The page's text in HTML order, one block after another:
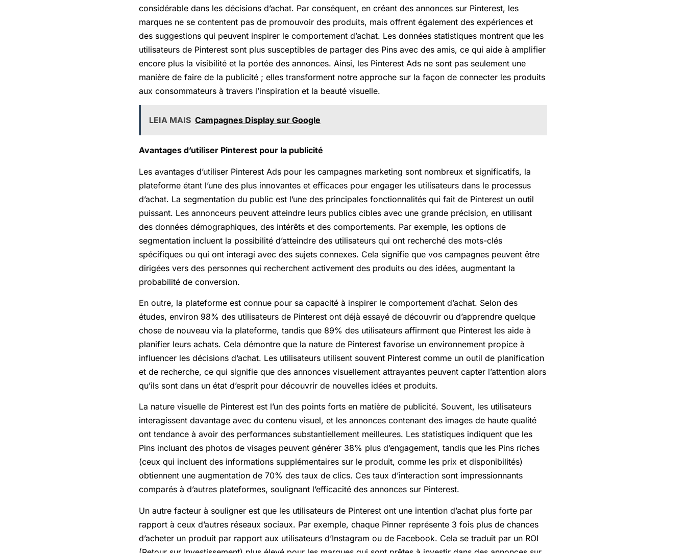
considérable dans les décisions d’achat. Par conséquent, en créant des annonces sur Pinterest, les
marques ne se contentent pas de promouvoir des produits, mais offrent également des expériences et
des suggestions qui peuvent inspirer le comportement d’achat. Les données statistiques montrent que les
utilisateurs de Pinterest sont plus susceptibles de partager des Pins avec des amis, ce qui aide à amplifier
encore plus la visibilité et la portée des annonces. Ainsi, les Pinterest Ads ne sont pas seulement une
manière de faire de la publicité ; elles transforment notre approche sur la façon de connecter les produits
aux consommateurs à travers l’inspiration et la beauté visuelle.
LEIA MAIS Campagnes Display sur Google
Avantages d’utiliser Pinterest pour la publicité
Les avantages d’utiliser Pinterest Ads pour les campagnes marketing sont nombreux et significatifs, la
plateforme étant l’une des plus innovantes et efficaces pour engager les utilisateurs dans le processus
d’achat. La segmentation du public est l’une des principales fonctionnalités qui fait de Pinterest un outil
puissant. Les annonceurs peuvent atteindre leurs publics cibles avec une grande précision, en utilisant
des données démographiques, des intérêts et des comportements. Par exemple, les options de
segmentation incluent la possibilité d’atteindre des utilisateurs qui ont recherché des mots-clés
spécifiques ou qui ont interagi avec des sujets connexes. Cela signifie que vos campagnes peuvent être
dirigées vers des personnes qui recherchent activement des produits ou des idées, augmentant la
probabilité de conversion.
En outre, la plateforme est connue pour sa capacité à inspirer le comportement d’achat. Selon des
études, environ 98% des utilisateurs de Pinterest ont déjà essayé de découvrir ou d’apprendre quelque
chose de nouveau via la plateforme, tandis que 89% des utilisateurs affirment que Pinterest les aide à
planifier leurs achats. Cela démontre que la nature de Pinterest favorise un environnement propice à
influencer les décisions d’achat. Les utilisateurs utilisent souvent Pinterest comme un outil de planification
et de recherche, ce qui signifie que des annonces visuellement attrayantes peuvent capter l’attention alors
qu’ils sont dans un état d’esprit pour découvrir de nouvelles idées et produits.
La nature visuelle de Pinterest est l’un des points forts en matière de publicité. Souvent, les utilisateurs
interagissent davantage avec du contenu visuel, et les annonces contenant des images de haute qualité
ont tendance à avoir des performances substantiellement meilleures. Les statistiques indiquent que les
Pins incluant des photos de visages peuvent générer 38% plus d’engagement, tandis que les Pins riches
(ceux qui incluent des informations supplémentaires sur le produit, comme les prix et disponibilités)
obtiennent une augmentation de 70% des taux de clics. Ces taux d’interaction sont impressionnants
comparés à d’autres plateformes, soulignant l’efficacité des annonces sur Pinterest.
Un autre facteur à souligner est que les utilisateurs de Pinterest ont une intention d’achat plus forte par
rapport à ceux d’autres réseaux sociaux. Par exemple, chaque Pinner représente 3 fois plus de chances
d’acheter un produit par rapport aux utilisateurs d’Instagram ou de Facebook. Cela se traduit par un ROI